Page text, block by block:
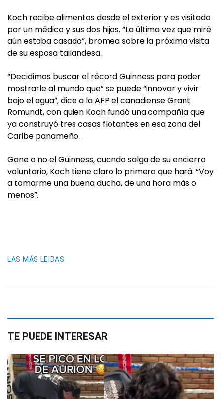
Koch recibe alimentos desde el exterior y es visitado
por un médico y sus dos hijos. “La última vez que miré
aún estaba casado”, bromea sobre la próxima visita
de su esposa tailandesa.
“Decidimos buscar el récord Guinness para poder
mostrarle al mundo que” se puede “innovar y vivir
bajo el agua”, dice a la AFP el canadiense Grant
Romundt, con quien Koch fundó una compañía que
ya construyó tres casas flotantes en esa zona del
Caribe panameño.
Gane o no el Guinness, cuando salga de su encierro
voluntario, Koch tiene claro lo primero que hará: “Voy
a tomarme una buena ducha, de una hora más o
menos”.
LAS MÁS LEIDAS
TE PUEDE INTERESAR